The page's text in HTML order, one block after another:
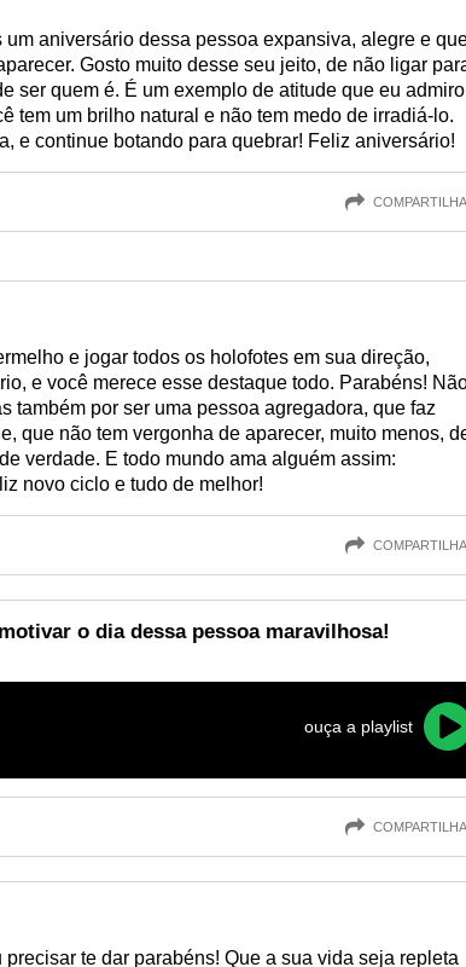
aniversário dessa pessoa expansiva, alegre e
Gosto muito desse seu jeito, de não ligar
ser quem é. É um exemplo de atitude que eu admiro
tem um brilho natural e não tem medo de irradiá-lo.
e continue botando para quebrar! Feliz aniversário!
e jogar todos os holofotes em sua direção,
e você merece esse destaque todo. Parabéns!
também por ser uma pessoa agregadora, que faz
que não tem vergonha de aparecer, muito menos,
verdade. E todo mundo ama alguém assim:
novo ciclo e tudo de melhor!
o dia dessa pessoa maravilhosa!
ouça a playlist
te dar parabéns! Que a sua vida seja repleta